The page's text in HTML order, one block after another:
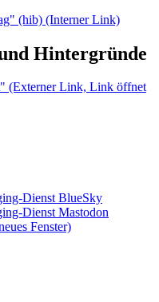
(hib) (Interner Link)
Hintergründe
(Externer Link, Link öffnet
Dienst BlueSky
Dienst Mastodon
Fenster)